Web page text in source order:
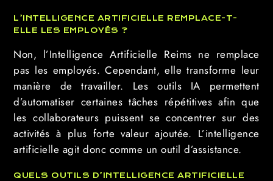
L’INTELLIGENCE ARTIFICIELLE REMPLACE-T-
ELLE LES EMPLOYÉS ?
Non, l’Intelligence Artificielle Reims ne remplace
pas les employés. Cependant, elle transforme leur
manière de travailler. Les outils IA permettent
d’automatiser certaines tâches répétitives afin que
les collaborateurs puissent se concentrer sur des
activités à plus forte valeur ajoutée. L’intelligence
artificielle agit donc comme un outil d’assistance.
QUELS OUTILS D’INTELLIGENCE ARTIFICIELLE